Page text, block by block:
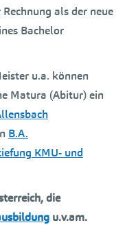
als der neue
Bachelor
u.a. können
Matura (Abitur) ein
B.A.
KMU- und
die
u.v.am.